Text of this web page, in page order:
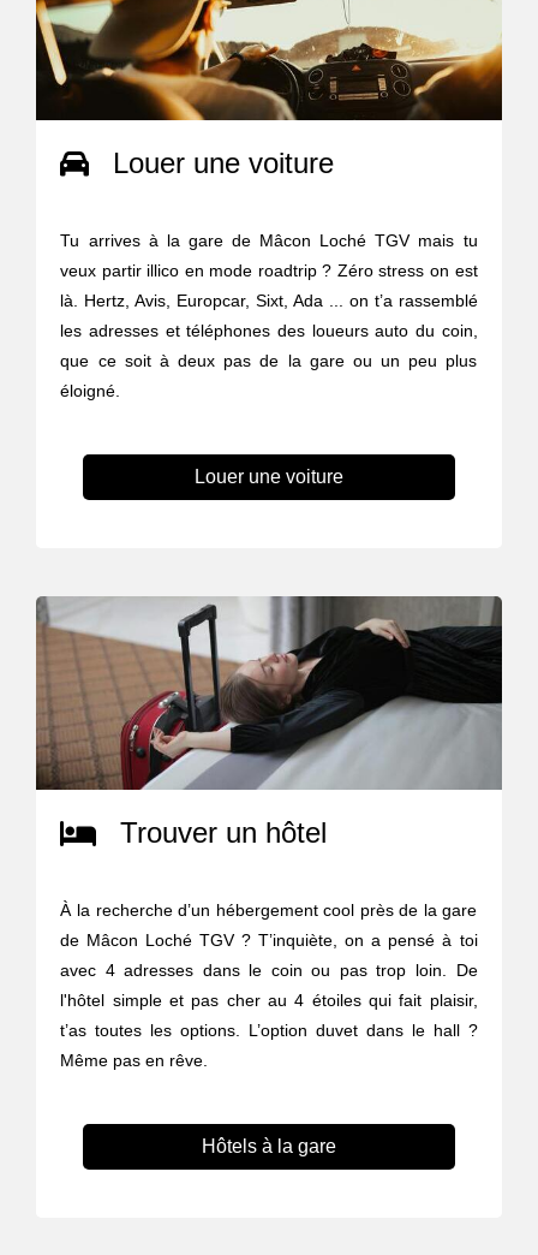
Louer une voiture
Tu arrives à la gare de Mâcon Loché TGV mais tu
veux partir illico en mode roadtrip ? Zéro stress on est
là. Hertz, Avis, Europcar, Sixt, Ada ... on t’a rassemblé
les adresses et téléphones des loueurs auto du coin,
que ce soit à deux pas de la gare ou un peu plus
éloigné.
Louer une voiture
Trouver un hôtel
À la recherche d’un hébergement cool près de la gare
de Mâcon Loché TGV ? T’inquiète, on a pensé à toi
avec 4 adresses dans le coin ou pas trop loin. De
l'hôtel simple et pas cher au 4 étoiles qui fait plaisir,
t’as toutes les options. L’option duvet dans le hall ?
Même pas en rêve.
Hôtels à la gare